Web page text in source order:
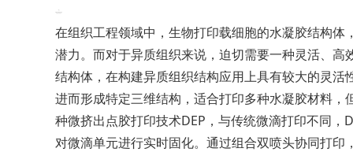
在组织工程领域中，生物打印载细胞的水凝胶结构
潜力。而对于异质组织来说，迫切需要一种灵活、
结构体，在构建异质组织结构应用上具有较大的灵
进而形成特定三维结构，适合打印多种水凝胶材料
种微挤出点胶打印技术DEP，与传统微滴打印不同
对微滴单元进行实时固化。通过组合双喷头协同打